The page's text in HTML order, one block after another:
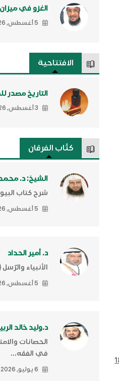
الغزو في
5 أغسطس, 2026
الافتتاحية
التاريخ مصدر
3 أغسطس, 2026
كتَّاب الفرقان
الشيخ: د.
شرح كتاب
5 أغسطس, 2026
د. أمير الحداد
الأنبياء والرّسل
5 أغسطس, 2026
د.وليد خالد
الحصانات
في الفقه...
6 يوليو, 2026